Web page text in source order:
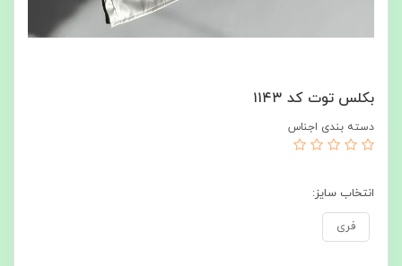
بکلس توت کد ۱۱۴۳
دسته بندی اجناس
انتخاب سایز:
فری